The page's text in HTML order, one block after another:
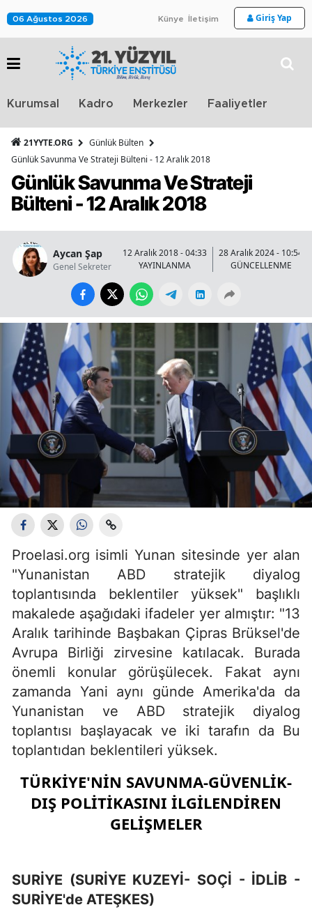
06 Ağustos 2026 Künye İletişim Giriş Yap
Kurumsal Kadro Merkezler Faaliyetler
21YYTE.ORG
Günlük Bülten
Günlük Savunma Ve Strateji Bülteni - 12 Aralık 2018
Günlük Savunma Ve Strateji
Bülteni - 12 Aralık 2018
Aycan Şap
Genel Sekreter
12 Aralık 2018 - 04:33
YAYINLANMA
28 Aralık 2024 - 10:54
GÜNCELLENME
Proelasi.org isimli Yunan sitesinde yer alan
"Yunanistan ABD stratejik diyalog
toplantısında beklentiler yüksek" başlıklı
makalede aşağıdaki ifadeler yer almıştır: "13
Aralık tarihinde Başbakan Çipras Brüksel'de
Avrupa Birliği zirvesine katılacak. Burada
önemli konular görüşülecek. Fakat aynı
zamanda Yani aynı günde Amerika'da da
Yunanistan ve ABD stratejik diyalog
toplantısı başlayacak ve iki tarafın da Bu
toplantıdan beklentileri yüksek.
TÜRKİYE'NİN SAVUNMA-GÜVENLİK-
DIŞ POLİTİKASINI İLGİLENDİREN
GELİŞMELER
SURİYE (SURİYE KUZEYİ- SOÇİ - İDLİB -
SURİYE'de ATEŞKES)